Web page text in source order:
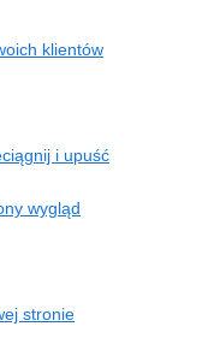
klientów
i upuść
wygląd
stronie